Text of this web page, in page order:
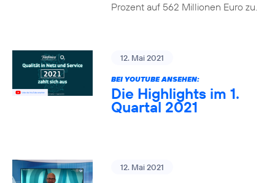
Prozent auf 562 Millionen Euro zu.
12. Mai 2021
BEI YOUTUBE ANSEHEN:
Die Highlights im 1.
Quartal 2021
12. Mai 2021